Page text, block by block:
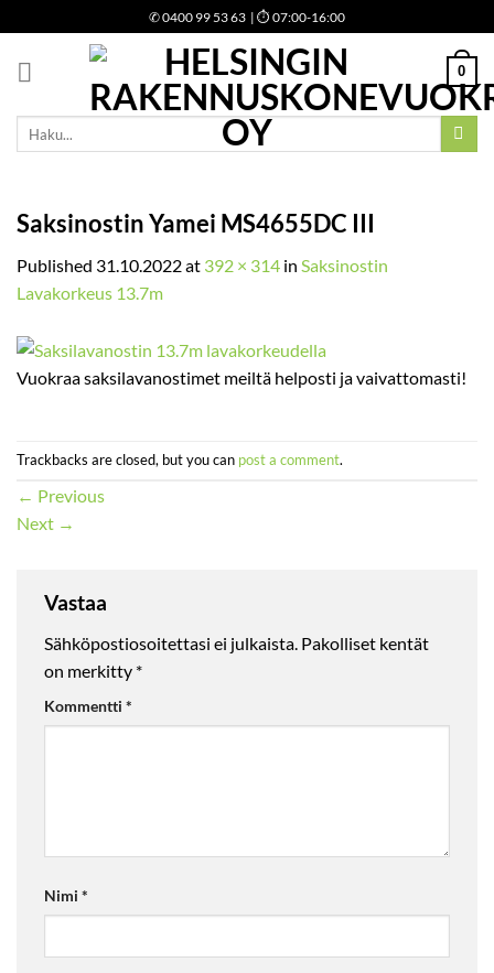
to
content
✆0400 99 53 63 | ⏱ 07:00-16:00
0
Etsi:
Saksinostin Yamei MS4655DC III
Published 31.10.2022at 392 × 314 in Saksinostin
Lavakorkeus 13.7m
Vuokraa saksilavanostimet meiltä helposti ja vaivattomasti!
Trackbacks are closed, but you can post a comment.
← Previous
Next →
Vastaa
Sähköpostiosoitettasi ei julkaista. Pakolliset kentät
on merkitty *
Kommentti *
Nimi *